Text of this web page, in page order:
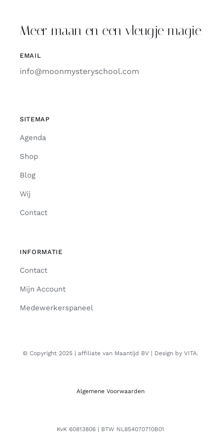
Zoeken
naar:
Meer maan en een vleugje magie
EMAIL
info@moonmysteryschool.com
SITEMAP
Agenda
Shop
Blog
Wij
Contact
INFORMATIE
Contact
Mijn Account
Medewerkerspaneel
© Copyright 2025 | affiliate van Maantijd BV | Design by VITA.
Algemene Voorwaarden
KvK 60813806 | BTW NL854070710B01